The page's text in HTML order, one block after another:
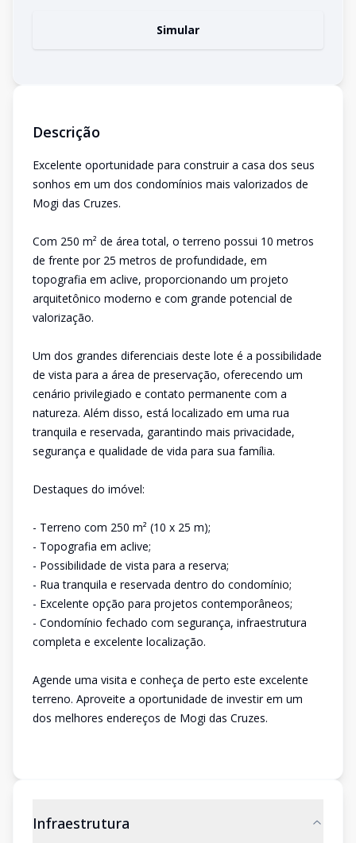
Simular
Descrição
Excelente oportunidade para construir a casa dos seus
sonhos em um dos condomínios mais valorizados de
Mogi das Cruzes.
Com 250 m² de área total, o terreno possui 10 metros
de frente por 25 metros de profundidade, em
topografia em aclive, proporcionando um projeto
arquitetônico moderno e com grande potencial de
valorização.
Um dos grandes diferenciais deste lote é a possibilidade
de vista para a área de preservação, oferecendo um
cenário privilegiado e contato permanente com a
natureza. Além disso, está localizado em uma rua
tranquila e reservada, garantindo mais privacidade,
segurança e qualidade de vida para sua família.
Destaques do imóvel:
- Terreno com 250 m² (10 x 25 m);
- Topografia em aclive;
- Possibilidade de vista para a reserva;
- Rua tranquila e reservada dentro do condomínio;
- Excelente opção para projetos contemporâneos;
- Condomínio fechado com segurança, infraestrutura
completa e excelente localização.
Agende uma visita e conheça de perto este excelente
terreno. Aproveite a oportunidade de investir em um
dos melhores endereços de Mogi das Cruzes.
Infraestrutura